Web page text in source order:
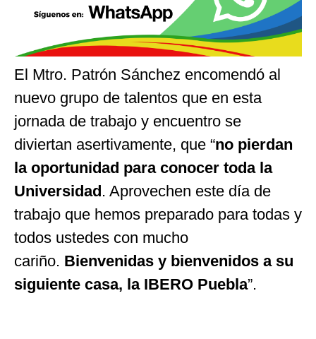
El Mtro. Patrón Sánchez encomendó al
nuevo grupo de talentos que en esta
jornada de trabajo y encuentro se
diviertan asertivamente, que “no pierdan
la oportunidad para conocer toda la
Universidad. Aprovechen este día de
trabajo que hemos preparado para todas y
todos ustedes con mucho
cariño. Bienvenidas y bienvenidos a su
siguiente casa, la IBERO Puebla”.